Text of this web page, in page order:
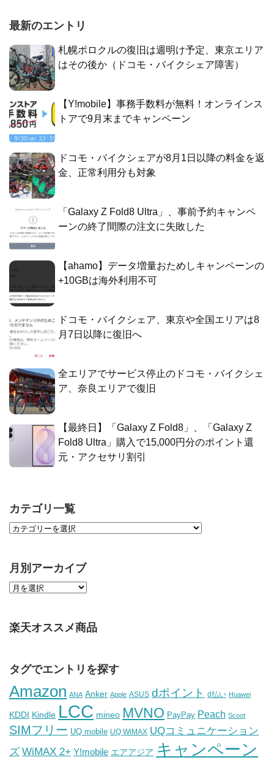
最新のエントリ
札幌ポロクルの復旧は週明け予定、東京エリア
はその後か（ドコモ・バイクシェア障害）
【Y!mobile】事務手数料が無料！オンラインス
トアで9月末までキャンペーン
ドコモ・バイクシェアが8月1日以降の料金を返
金、正常利用分も対象
「Galaxy Z Fold8 Ultra」、事前予約キャンペ
ーンの終了間際の注文に失敗した
【ahamo】データ増量おためしキャンペーンの
+10GBは海外利用不可
ドコモ・バイクシェア、東京や全国エリアは8
月7日以降に復旧へ
全エリアでサービス停止のドコモ・バイクシェ
ア、奈良エリアで復旧
【最終日】「Galaxy Z Fold8」、「Galaxy Z
Fold8 Ultra」購入で15,000円分のポイント還
元・アクセサリ割引
カテゴリ一覧
月別アーカイブ
楽天オススメ商品
タグでエントリを探す
Amazon ANA Anker Apple ASUS dポイント d払い Huawei
KDDI Kindle LCC mineo MVNO PayPay Peach Scoot
SIMフリー UQ mobile UQ WiMAX UQコミュニケーション
ズ WiMAX 2+ Y!mobile エアアジア キャンペーン